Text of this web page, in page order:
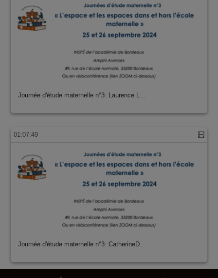
Journée d'étude maternelle n°3: Laurence L…
01:07:49
Journée d'étude maternelle n°3: CatherineD…